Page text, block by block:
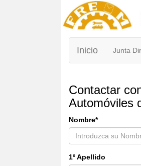
Inicio Junta
Contactar
Automóviles
Nombre*
1º Apellido